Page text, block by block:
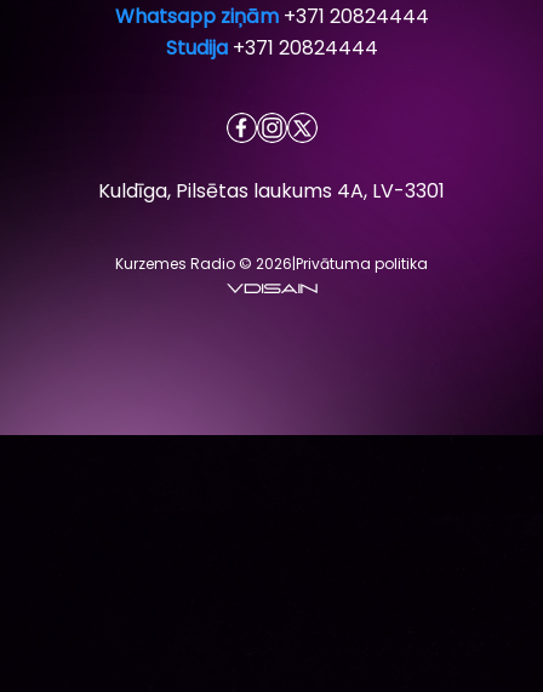
Whatsapp ziņām +371 20824444
Studija +371 20824444
Kuldīga, Pilsētas laukums 4A, LV-3301
Kurzemes Radio © 2026|Privātuma politika